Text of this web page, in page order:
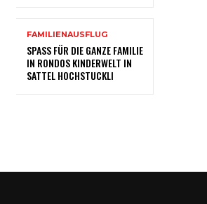
FAMILIENAUSFLUG
SPASS FÜR DIE GANZE FAMILIE
IN RONDOS KINDERWELT IN
SATTEL HOCHSTUCKLI